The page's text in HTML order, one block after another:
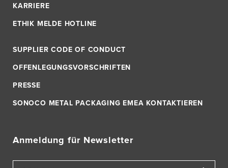
KARRIERE
ETHIK MELDE HOTLINE
SUPPLIER CODE OF CONDUCT
OFFENLEGUNGSVORSCHRIFTEN
PRESSE
SONOCO METAL PACKAGING EMEA KONTAKTIEREN
Anmeldung für Newsletter